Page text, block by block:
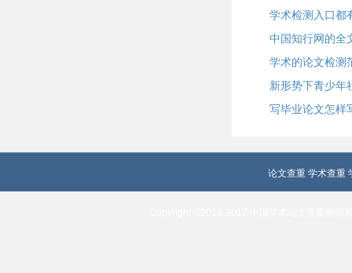
学术检测入口都
中国知行网的全
学术的论文检测
新形势下青少年
写毕业论文怎样
论文查重 学术查重